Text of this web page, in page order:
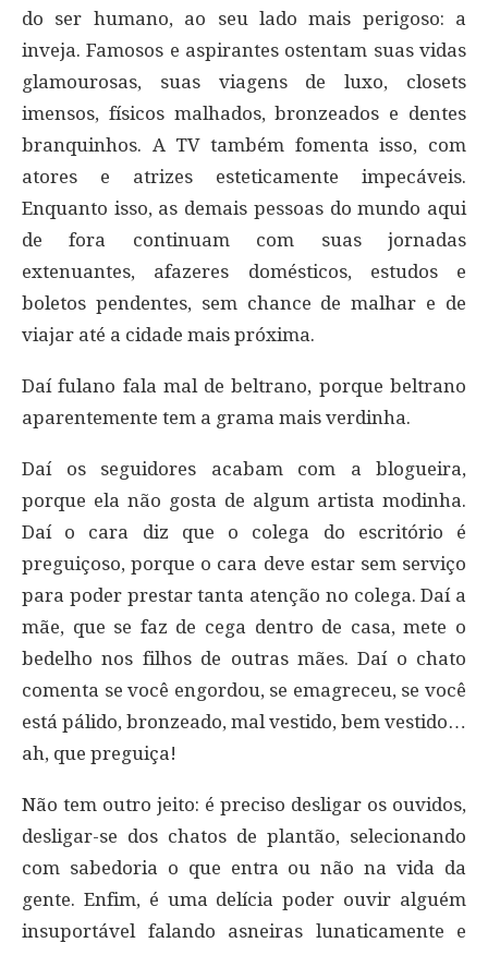
do ser humano, ao seu lado mais perigoso: a
inveja. Famosos e aspirantes ostentam suas vidas
glamourosas, suas viagens de luxo, closets
imensos, físicos malhados, bronzeados e dentes
branquinhos. A TV também fomenta isso, com
atores e atrizes esteticamente impecáveis.
Enquanto isso, as demais pessoas do mundo aqui
de fora continuam com suas jornadas
extenuantes, afazeres domésticos, estudos e
boletos pendentes, sem chance de malhar e de
viajar até a cidade mais próxima.
Daí fulano fala mal de beltrano, porque beltrano
aparentemente tem a grama mais verdinha.
Daí os seguidores acabam com a blogueira,
porque ela não gosta de algum artista modinha.
Daí o cara diz que o colega do escritório é
preguiçoso, porque o cara deve estar sem serviço
para poder prestar tanta atenção no colega. Daí a
mãe, que se faz de cega dentro de casa, mete o
bedelho nos filhos de outras mães. Daí o chato
comenta se você engordou, se emagreceu, se você
está pálido, bronzeado, mal vestido, bem vestido…
ah, que preguiça!
Não tem outro jeito: é preciso desligar os ouvidos,
desligar-se dos chatos de plantão, selecionando
com sabedoria o que entra ou não na vida da
gente. Enfim, é uma delícia poder ouvir alguém
insuportável falando asneiras lunaticamente e